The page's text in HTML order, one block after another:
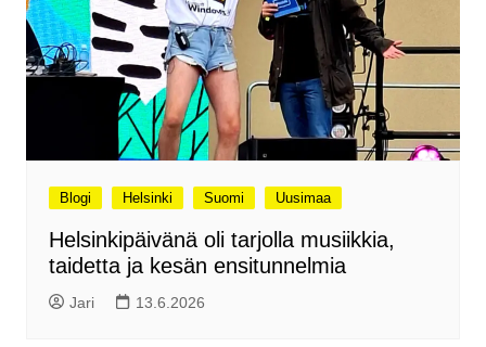
Blogi Helsinki Suomi Uusimaa
Helsinkipäivänä oli tarjolla musiikkia,
taidetta ja kesän ensitunnelmia
Jari 13.6.2026